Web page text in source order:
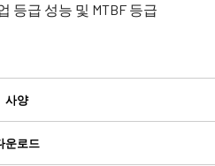
등급 성능 및 MTBF 등급
사양
운로드